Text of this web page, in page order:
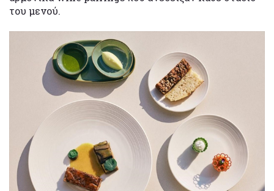
του μενού.